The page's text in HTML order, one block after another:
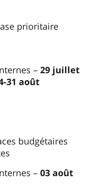
prioritaire
– 29 juillet
31 août
budgétaires
– 03 août